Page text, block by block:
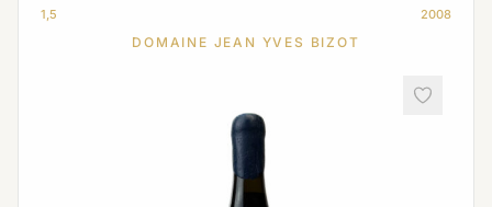
1,5 2008
DOMAINE JEAN YVES BIZOT